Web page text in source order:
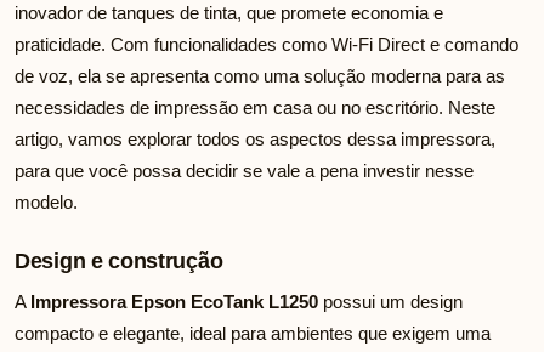
inovador de tanques de tinta, que promete economia e
praticidade. Com funcionalidades como Wi-Fi Direct e comando
de voz, ela se apresenta como uma solução moderna para as
necessidades de impressão em casa ou no escritório. Neste
artigo, vamos explorar todos os aspectos dessa impressora,
para que você possa decidir se vale a pena investir nesse
modelo.
Design e construção
A Impressora Epson EcoTank L1250 possui um design
compacto e elegante, ideal para ambientes que exigem uma